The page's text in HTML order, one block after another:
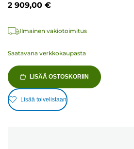
2 909,00 €
Ilmainen vakiotoimitus
Saatavana verkkokaupasta
LISÄÄ OSTOSKORIIN
Lisää toivelistaan